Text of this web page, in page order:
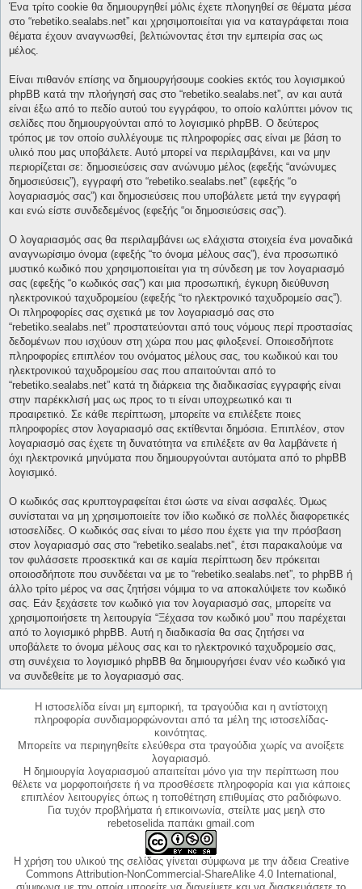
Ένα τρίτο cookie θα δημιουργηθεί μόλις έχετε πλοηγηθεί σε θέματα μέσα
στο “rebetiko.sealabs.net” και χρησιμοποιείται για να καταγράφεται ποια
θέματα έχουν αναγνωσθεί, βελτιώνοντας έτσι την εμπειρία σας ως
μέλος.
Είναι πιθανόν επίσης να δημιουργήσουμε cookies εκτός του λογισμικού
phpBB κατά την πλοήγησή σας στο “rebetiko.sealabs.net”, αν και αυτά
είναι έξω από το πεδίο αυτού του εγγράφου, το οποίο καλύπτει μόνον τις
σελίδες που δημιουργούνται από το λογισμικό phpBB. Ο δεύτερος
τρόπος με τον οποίο συλλέγουμε τις πληροφορίες σας είναι με βάση το
υλικό που μας υποβάλετε. Αυτό μπορεί να περιλαμβάνει, και να μην
περιορίζεται σε: δημοσιεύσεις σαν ανώνυμο μέλος (εφεξής “ανώνυμες
δημοσιεύσεις”), εγγραφή στο “rebetiko.sealabs.net” (εφεξής “ο
λογαριασμός σας”) και δημοσιεύσεις που υποβάλετε μετά την εγγραφή
και ενώ είστε συνδεδεμένος (εφεξής “οι δημοσιεύσεις σας”).
Ο λογαριασμός σας θα περιλαμβάνει ως ελάχιστα στοιχεία ένα μοναδικά
αναγνωρίσιμο όνομα (εφεξής “το όνομα μέλους σας”), ένα προσωπικό
μυστικό κωδικό που χρησιμοποιείται για τη σύνδεση με τον λογαριασμό
σας (εφεξής “ο κωδικός σας”) και μια προσωπική, έγκυρη διεύθυνση
ηλεκτρονικού ταχυδρομείου (εφεξής “το ηλεκτρονικό ταχυδρομείο σας”).
Οι πληροφορίες σας σχετικά με τον λογαριασμό σας στο
“rebetiko.sealabs.net” προστατεύονται από τους νόμους περί προστασίας
δεδομένων που ισχύουν στη χώρα που μας φιλοξενεί. Οποιεσδήποτε
πληροφορίες επιπλέον του ονόματος μέλους σας, του κωδικού και του
ηλεκτρονικού ταχυδρομείου σας που απαιτούνται από το
“rebetiko.sealabs.net” κατά τη διάρκεια της διαδικασίας εγγραφής είναι
στην παρέκκλισή μας ως προς το τι είναι υποχρεωτικό και τι
προαιρετικό. Σε κάθε περίπτωση, μπορείτε να επιλέξετε ποιες
πληροφορίες στον λογαριασμό σας εκτίθενται δημόσια. Επιπλέον, στον
λογαριασμό σας έχετε τη δυνατότητα να επιλέξετε αν θα λαμβάνετε ή
όχι ηλεκτρονικά μηνύματα που δημιουργούνται αυτόματα από το phpBB
λογισμικό.
Ο κωδικός σας κρυπτογραφείται έτσι ώστε να είναι ασφαλές. Όμως
συνίσταται να μη χρησιμοποιείτε τον ίδιο κωδικό σε πολλές διαφορετικές
ιστοσελίδες. Ο κωδικός σας είναι το μέσο που έχετε για την πρόσβαση
στον λογαριασμό σας στο “rebetiko.sealabs.net”, έτσι παρακαλούμε να
τον φυλάσσετε προσεκτικά και σε καμία περίπτωση δεν πρόκειται
οποιοσδήποτε που συνδέεται να με το “rebetiko.sealabs.net”, το phpBB ή
άλλο τρίτο μέρος να σας ζητήσει νόμιμα το να αποκαλύψετε τον κωδικό
σας. Εάν ξεχάσετε τον κωδικό για τον λογαριασμό σας, μπορείτε να
χρησιμοποιήσετε τη λειτουργία “Ξέχασα τον κωδικό μου” που παρέχεται
από το λογισμικό phpBB. Αυτή η διαδικασία θα σας ζητήσει να
υποβάλετε το όνομα μέλους σας και το ηλεκτρονικό ταχυδρομείο σας,
στη συνέχεια το λογισμικό phpBB θα δημιουργήσει έναν νέο κωδικό για
να συνδεθείτε με το λογαριασμό σας.
Η ιστοσελίδα είναι μη εμπορική, τα τραγούδια και η αντίστοιχη
πληροφορία συνδιαμορφώνονται από τα μέλη της ιστοσελίδας-
κοινότητας.
Μπορείτε να περιηγηθείτε ελεύθερα στα τραγούδια χωρίς να ανοίξετε
λογαριασμό.
Η δημιουργία λογαριασμού απαιτείται μόνο για την περίπτωση που
θέλετε να μορφοποιήσετε ή να προσθέσετε πληροφορία και για κάποιες
επιπλέον λειτουργίες όπως η τοποθέτηση επιθυμίας στο ραδιόφωνο.
Για τυχόν προβλήματα ή επικοινωνία, στείλτε μας μεηλ στο
rebetoselida παπάκι gmail.com
Η χρήση του υλικού της σελίδας γίνεται σύμφωνα με την άδεια Creative
Commons Attribution-NonCommercial-ShareAlike 4.0 International,